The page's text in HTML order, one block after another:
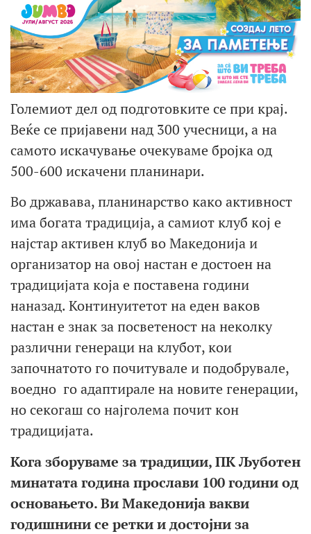
Големиот дел од подготовките се при крај.
Веќе се пријавени над 300 учесници, а на
самото искачување очекуваме бројка од
500-600 искачени планинари.
Во државава, планинарство како активност
има богата традиција, а самиот клуб кој е
најстар активен клуб во Македонија и
организатор на овој настан е достоен на
традицијата која е поставена години
наназад. Континуитетот на еден ваков
настан е знак за посветеност на неколку
различни генераци на клубот, кои
започнатото го почитувале и подобрувале,
воедно го адаптирале на новите генерации,
но секогаш со најголема почит кон
традицијата.
Кога зборуваме за традиции, ПК Љуботен
минатата година прослави 100 години од
основањето. Ви Македонија вакви
годишнини се ретки и достојни за